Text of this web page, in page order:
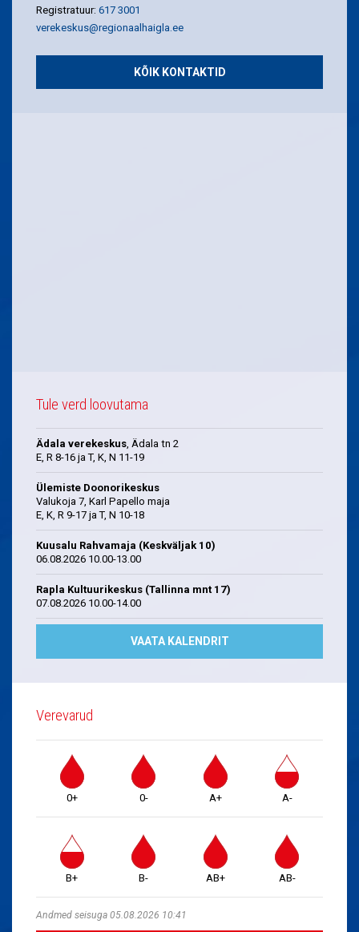
Registratuur: 617 3001
verekeskus@regionaalhaigla.ee
KÕIK KONTAKTID
Tule verd loovutama
Ädala verekeskus, Ädala tn 2
E, R 8-16 ja T, K, N 11-19
Ülemiste Doonorikeskus
Valukoja 7, Karl Papello maja
E, K, R 9-17 ja T, N 10-18
Kuusalu Rahvamaja (Keskväljak 10)
06.08.2026 10.00-13.00
Rapla Kultuurikeskus (Tallinna mnt 17)
07.08.2026 10.00-14.00
VAATA KALENDRIT
Verevarud
0+ 0- A+ A-
B+ B- AB+ AB-
Andmed seisuga 05.08.2026 10:41